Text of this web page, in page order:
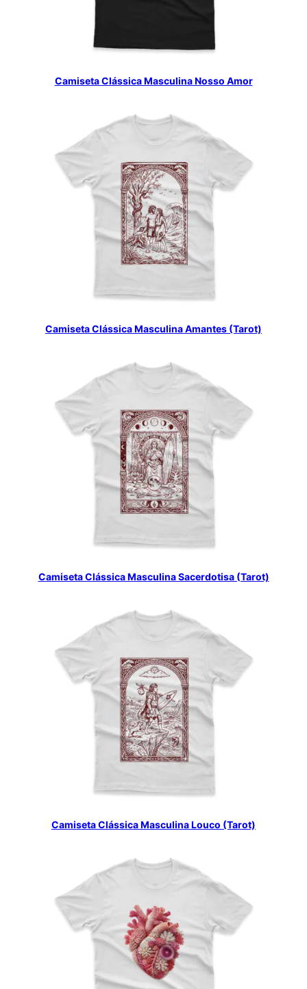
Camiseta Clássica Masculina Nosso Amor
Camiseta Clássica Masculina Amantes (Tarot)
Camiseta Clássica Masculina Sacerdotisa (Tarot)
Camiseta Clássica Masculina Louco (Tarot)